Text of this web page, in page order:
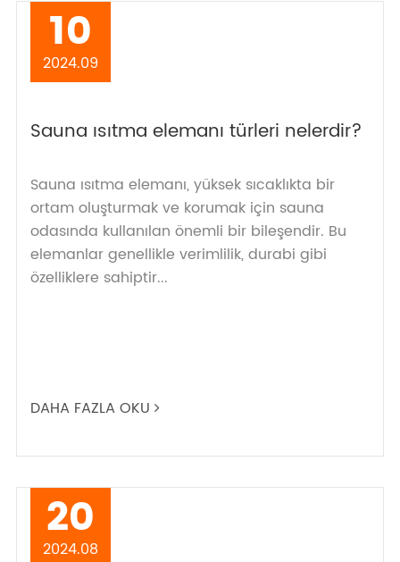
10
2024.09
Sauna ısıtma elemanı türleri nelerdir?
Sauna ısıtma elemanı, yüksek sıcaklıkta bir
ortam oluşturmak ve korumak için sauna
odasında kullanılan önemli bir bileşendir. Bu
elemanlar genellikle verimlilik, durabi gibi
özelliklere sahiptir...
DAHA FAZLA OKU
20
2024.08